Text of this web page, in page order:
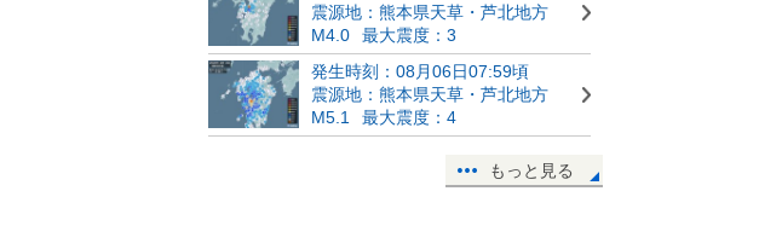
震源地：熊本県天草・芦北地方
M4.0
最大震度：3
発生時刻：08月06日07:59頃
震源地：熊本県天草・芦北地方
M5.1
最大震度：4
もっと見る